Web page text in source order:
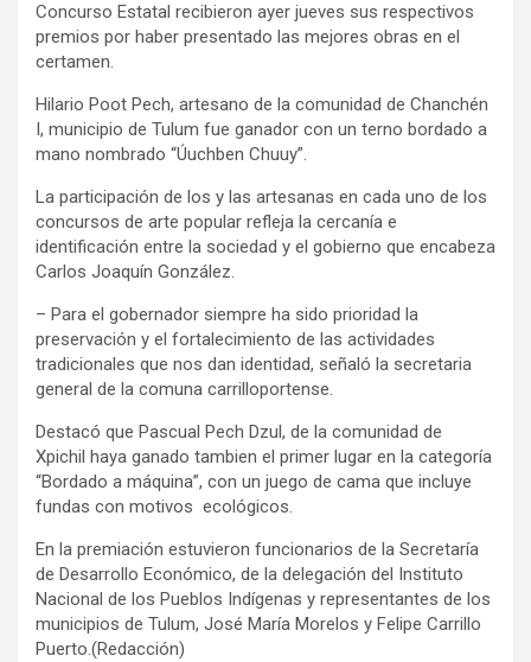
Concurso Estatal recibieron ayer jueves sus respectivos
premios por haber presentado las mejores obras en el
certamen.
Hilario Poot Pech, artesano de la comunidad de Chanchén
I, municipio de Tulum fue ganador con un terno bordado a
mano nombrado “Úuchben Chuuy”.
La participación de los y las artesanas en cada uno de los
concursos de arte popular refleja la cercanía e
identificación entre la sociedad y el gobierno que encabeza
Carlos Joaquín González.
– Para el gobernador siempre ha sido prioridad la
preservación y el fortalecimiento de las actividades
tradicionales que nos dan identidad, señaló la secretaria
general de la comuna carrilloportense.
Destacó que Pascual Pech Dzul, de la comunidad de
Xpichil haya ganado tambien el primer lugar en la categoría
“Bordado a máquina”, con un juego de cama que incluye
fundas con motivos ecológicos.
En la premiación estuvieron funcionarios de la Secretaría
de Desarrollo Económico, de la delegación del Instituto
Nacional de los Pueblos Indígenas y representantes de los
municipios de Tulum, José María Morelos y Felipe Carrillo
Puerto.(Redacción)